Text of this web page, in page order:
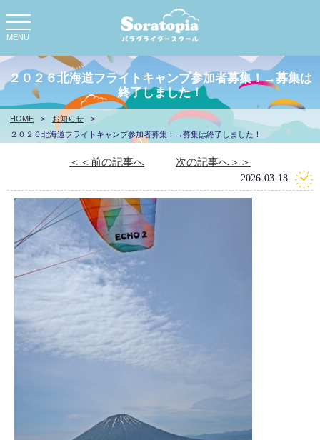
toggle
navigation
MENU
HOME > お知らせ
>
２０２６北海道フライトキャンプ参加者募集！→募集は終了しました！
２０２６北海道フライトキャンプ参加者募集！→募集は
終了しました！
＜＜前の記事へ 次の記事へ＞＞
2026-03-18